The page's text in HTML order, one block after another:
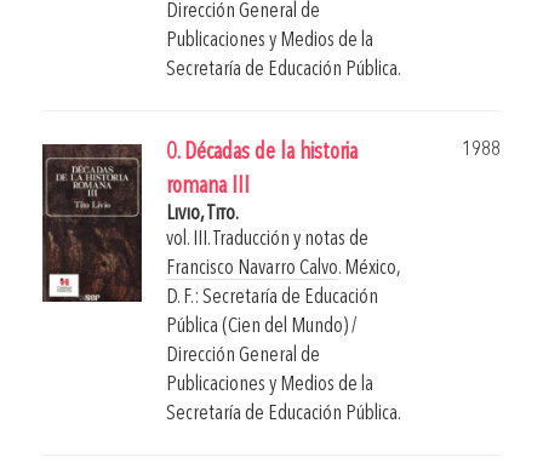
Dirección General de
Publicaciones y Medios de la
Secretaría de Educación Pública.
0. Décadas de la historia
romana III
1988
Livio, Tito.
vol. III. Traducción y notas de
Francisco Navarro Calvo. México,
D. F.: Secretaría de Educación
Pública (Cien del Mundo) /
Dirección General de
Publicaciones y Medios de la
Secretaría de Educación Pública.